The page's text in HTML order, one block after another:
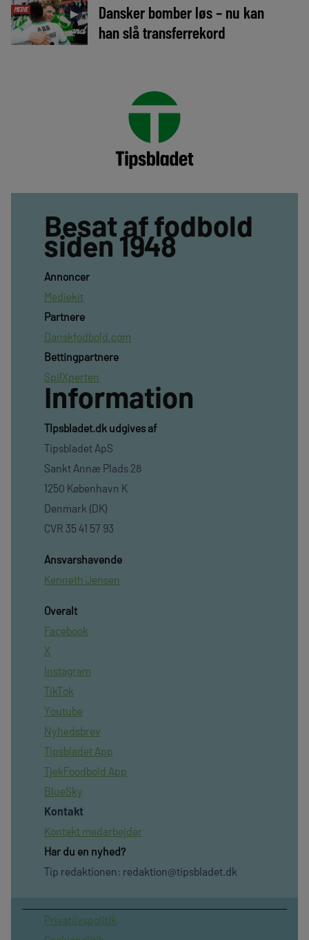
MEDIE ►
Dansker bomber løs – nu kan
han slå transferrekord
Besat af fodbold
siden 1948
Annoncer
Mediekit
Partnere
Danskfodbold.com
Bettingpartnere
SpilXperten
Information
TIpsbladet.dk udgives af
Tipsbladet ApS
Sankt Annæ Plads 28
1250 København K
Denmark (DK)
CVR 35 41 57 93
Ansvarshavende
Kenneth Jensen
Overalt
Facebook
X
Instagram
TikTok
Youtube
Nyhedsbrev
Tipsbladet App
TjekFoodbold App
BlueSky
Kontakt
Kontakt medarbejder
Har du en nyhed?
Tip redaktionen: redaktion@tipsbladet.dk
Privatilvspolitik